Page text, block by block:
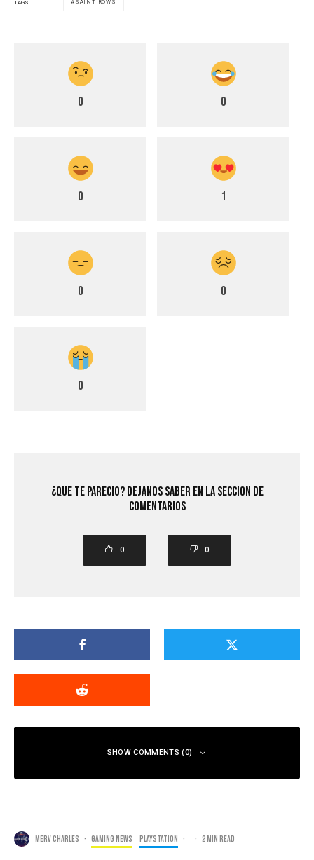
TAGS SAINT ROWS
0 0
0 1
0 0
0
¿Que Te Parecio? Dejanos saber en la seccion de
comentarios
0 0
SHOW COMMENTS (0)
Merv Charles · Gaming news PlayStation · · 2 min read